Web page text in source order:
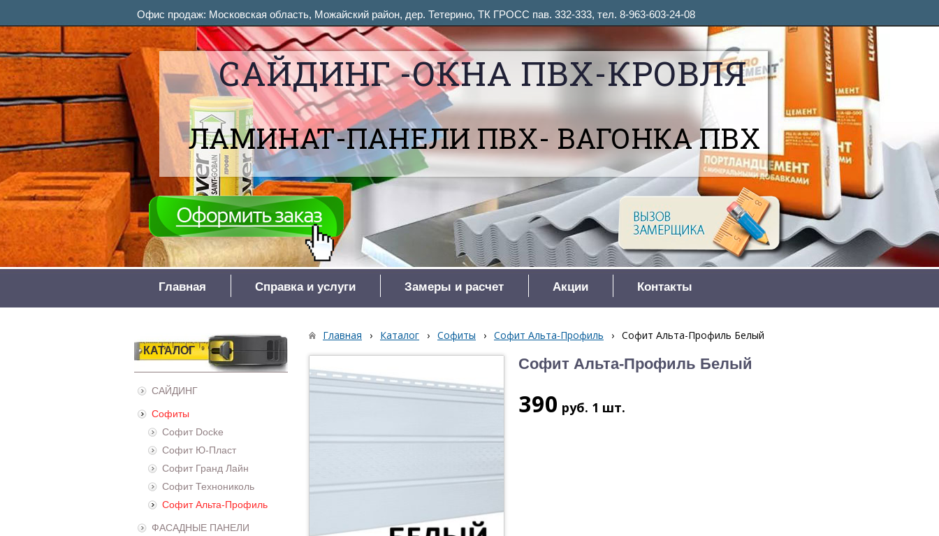
САЙДИНГ -ОКНА ПВХ-КРОВЛЯ
ЛАМИНАТ-ПАНЕЛИ ПВХ- ВАГОНКА ПВХ
Офис продаж: Московская область, Можайский район, дер. Тетерино, ТК ГРОСС пав. 332-333, тел. 8-963-603-24-08
Главная Справка и услуги Замеры и расчет Акции Контакты
КАТАЛОГ
САЙДИНГ
Софиты
Софит Docke
Софит Ю-Пласт
Софит Гранд Лайн
Софит Технониколь
Софит Альта-Профиль
ФАСАДНЫЕ ПАНЕЛИ
Главная › Каталог › Софиты › Софит Альта-Профиль › Софит Альта-Профиль Белый
Софит Альта-Профиль Белый
390 руб. 1 шт.